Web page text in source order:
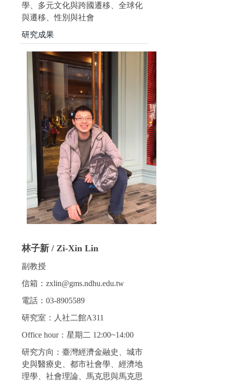
學、多元文化與跨國遷移、全球化
與遷移、性別與社會
研究成果
林子新 / Zi-Xin Lin
副教授
信箱：zxlin@gms.ndhu.edu.tw
電話：03-8905589
研究室：人社二館A311
Office hour：星期二 12:00~14:00
研究方向：臺灣經濟金融史、城市
史與醫療史、都市社會學、經濟地
理學、社會理論、馬克思與馬克思